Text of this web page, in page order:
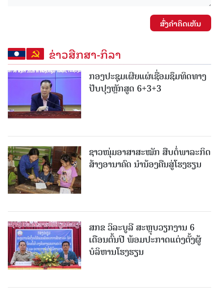
ສົ່ງຄໍາຄິດເຫັນ
ຂ່າວສືກສາ-ກິລາ
ກອງປະຊຸມເຜີຍແຜ່ເຊື່ອມຊຶມທິດທາງ
ປັບປຸງຫຼັກສູດ 6+3+3
ຊາວໜຸ່ມອາສາສະໝັກ ສືບຕໍ່ພາລະກິດ
ສ້າງອານາຄົດ ນໍານ້ອງຄືນສູ່ໂຮງຮຽນ
ສກຂ ວິລະບູລີ ສະຫຼຸບວຽກງານ 6
ເດືອນຕົ້ນປີ ພ້ອມປະກາດແຕ່ງຕັ້ງຜູ້
ບໍລິຫານໂຮງຮຽນ